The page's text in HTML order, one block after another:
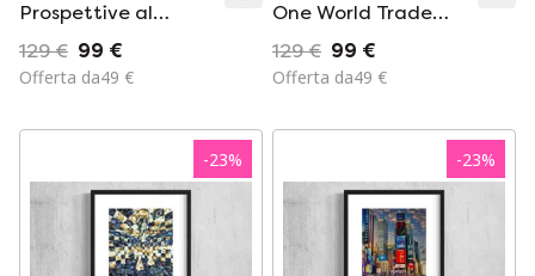
Prospettive al
dettaglio 2020
129 € 99 €
Offerta da49 €
One World Trade
Center
129 € 99 €
Offerta da49 €
-23% -23%